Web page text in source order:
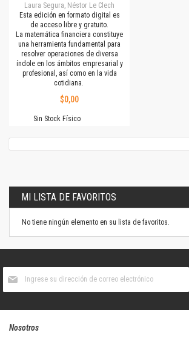
Laura Segura, Néstor Le Clech
Esta edición en formato digital es
de acceso libre y gratuito.
La matemática financiera constituye
una herramienta fundamental para
resolver operaciones de diversa
índole en los ámbitos empresarial y
profesional, así como en la vida
cotidiana.
$0,00
Sin Stock Físico
MI LISTA DE FAVORITOS
No tiene ningún elemento en su lista de favoritos.
boletín
Nosotros